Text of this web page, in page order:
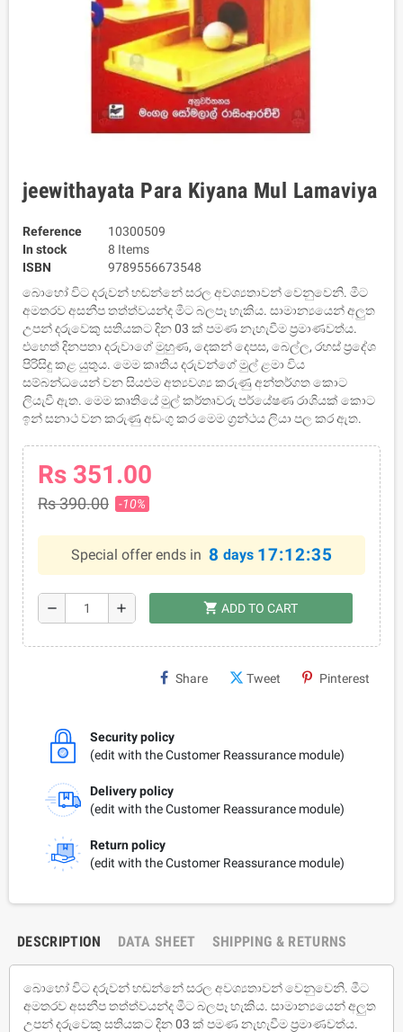
jeewithayata Para Kiyana Mul Lamaviya
Reference
10300509
In stock
8 Items
ISBN
9789556673548
බොහෝ විට දරුවන් හඬන්නේ සරල අවශ්‍යතාවන් වෙනුවෙනි. මීට
අමතරව අසනීප තත්ත්වයන්ද මීට බලපෑ හැකිය. සාමාන්‍යයෙන් අලුත
උපන් දරුවෙකු සතියකට දින 03 ක් පමණ නැහැවීම ප්‍රමාණවත්ය.
එහෙත් දිනපතා දරුවාගේ මුහුණ, දෙකන් දෙපස, බෙල්ල, රහස් ප්‍රදේශ
පිරිසිදු කළ යුතුය. මෙම කෘතිය දරුවන්ගේ මුල් ළමා විය
සම්බන්ධයෙන් වන සියළුම අත්‍යවශ්‍ය කරුණු අන්තර්ගත කොට
ලියැවී ඇත. මෙම කෘතියේ මුල් කර්තෘවරු පර්යේෂණ රාශියක් කොට
ඉන් සනාථ වන කරුණු අඩංගු කර මෙම ග්‍රන්ථය ලියා පල කර ඇත.
Rs 351.00
Rs 390.00 -10%
Special offer ends in 8 days 17:12:35
remove add shopping_cart ADD TO CART
Share Tweet Pinterest
Security policy
(edit with the Customer Reassurance module)
Delivery policy
(edit with the Customer Reassurance module)
Return policy
(edit with the Customer Reassurance module)
DESCRIPTION DATA SHEET SHIPPING & RETURNS
බොහෝ විට දරුවන් හඬන්නේ සරල අවශ්‍යතාවන් වෙනුවෙනි. මීට
අමතරව අසනීප තත්ත්වයන්ද මීට බලපෑ හැකිය. සාමාන්‍යයෙන් අලුත
උපන් දරුවෙකු සතියකට දින 03 ක් පමණ නැහැවීම ප්‍රමාණවත්ය.